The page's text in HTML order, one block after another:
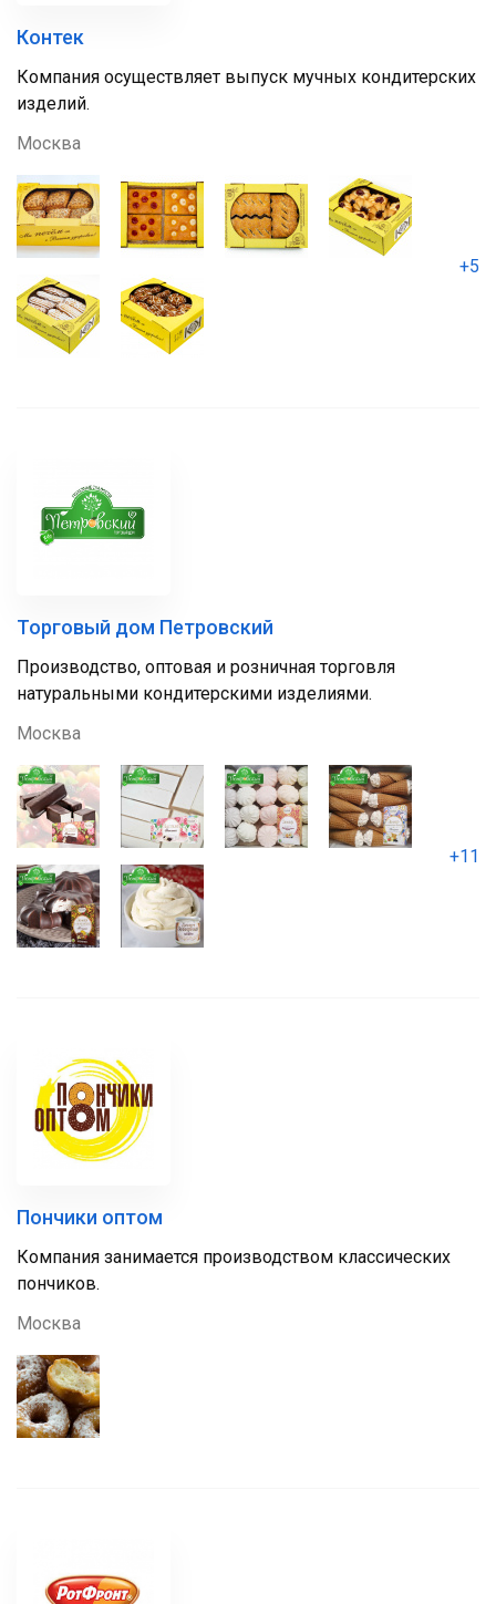
Контек
Компания осуществляет выпуск мучных кондитерских
изделий.
Москва
+5
Торговый дом Петровский
Производство, оптовая и розничная торговля
натуральными кондитерскими изделиями.
Москва
+11
Пончики оптом
Компания занимается производством классических
пончиков.
Москва